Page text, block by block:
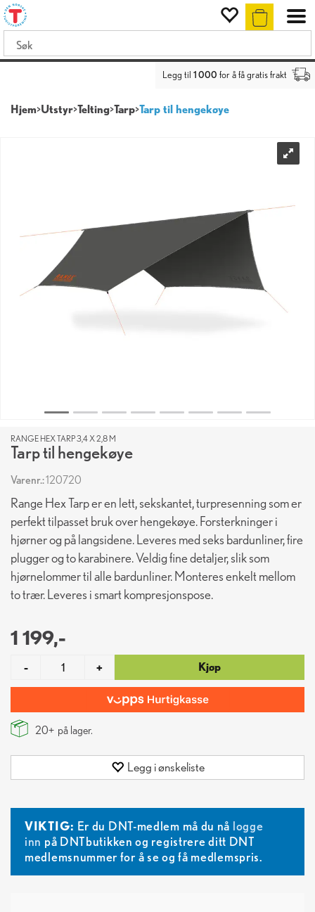
Legg til 1 000 for å få gratis frakt
Hjem>Utstyr>Telting>Tarp>Tarp til hengekøye
RANGE HEX TARP 3,4 X 2,8 M
Tarp til hengekøye
Varenr.:120720
Range Hex Tarp er en lett, sekskantet, turpresenning som er
perfekt tilpasset bruk over hengekøye. Forsterkninger i
hjørner og på langsidene. Leveres med seks bardunliner, fire
plugger og to karabinere. Veldig fine detaljer, slik som
hjørnelommer til alle bardunliner. Monteres enkelt mellom
to trær. Leveres i smart kompresjonspose.
1 199,-
- + Kjøp
20+ på lager.
Legg i ønskeliste
VIKTIG: Er du DNT-medlem må du nå logge
inn på DNTbutikken og registrere ditt DNT
medlemsnummer for å se og få medlemspris.